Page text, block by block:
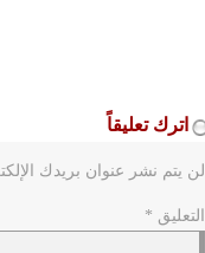
اترك تعليقاً
لن يتم نشر عنوان بريدك
التعليق *